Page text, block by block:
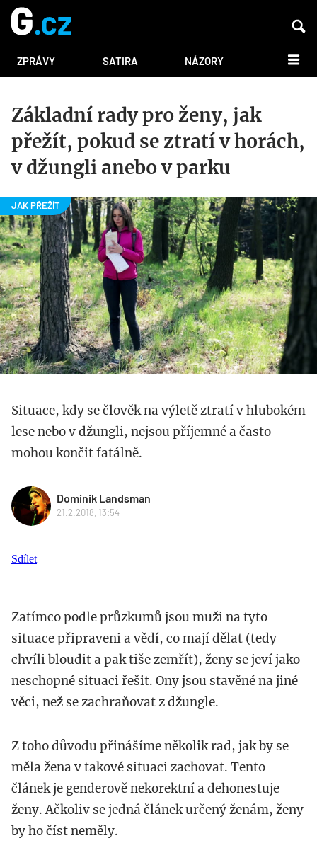
ZPRÁVY SATIRA NÁZORY DALŠÍ
Základní rady pro ženy, jak
přežít, pokud se ztratí v horách,
v džungli anebo v parku
Situace, kdy se člověk na výletě ztratí v hlubokém
lese nebo v džungli, nejsou příjemné a často
mohou končit fatálně.
Dominik Landsman
21.2.2018, 13:54
Sdílet
Zatímco podle průzkumů jsou muži na tyto
situace připraveni a vědí, co mají dělat (tedy
chvíli bloudit a pak tiše zemřít), ženy se jeví jako
neschopné situaci řešit. Ony jsou stavěné na jiné
věci, než se zachraňovat z džungle.
Z toho důvodu přinášíme několik rad, jak by se
měla žena v takové situaci zachovat. Tento
článek je genderově nekorektní a dehonestuje
ženy. Ačkoliv se jedná článek určený ženám, ženy
by ho číst neměly.